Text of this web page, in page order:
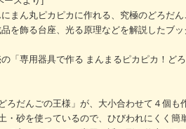
まん丸ピカピカに作れる、究極のどろだ
を飾る台座、光る原理などを解説したブ
の「専用器具で作る まんまるピカピカ！ど
ろだんごの王様」が、大小合わせて４個も
・砂を使っているので、ひびわれにくく簡